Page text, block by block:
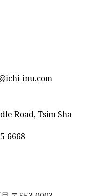
inu.com
Road, Tsim Sha
6668